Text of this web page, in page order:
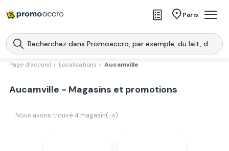
Paris
Magasins
Produits
Promoaccro
l'application
Page d'accueil > Localisations > Aucamville
Aucamville - Magasins et promotions
Nous avons trouvé 4 magasin(-s)